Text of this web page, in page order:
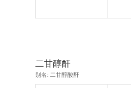
二甘醇酐
别名: 二甘醇酸酐